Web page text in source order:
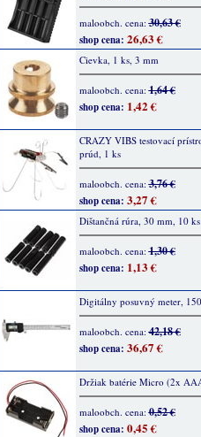
maloobch. cena:30,63 €
shop cena: 26,63 €
Cievka, 1 ks, 3 mm
maloobch. cena:1,64 €
shop cena: 1,42 €
CRAZY VIBS testovací
prúd, 1 ks
maloobch. cena:3,76 €
shop cena: 3,27 €
Dištančná rúra, 30 mm, 10 ks
maloobch. cena:1,30 €
shop cena: 1,13 €
Digitálny posuvný meter,
maloobch. cena:42,18 €
shop cena: 36,67 €
Držiak batérie Micro (2x
maloobch. cena:0,52 €
shop cena: 0,45 €